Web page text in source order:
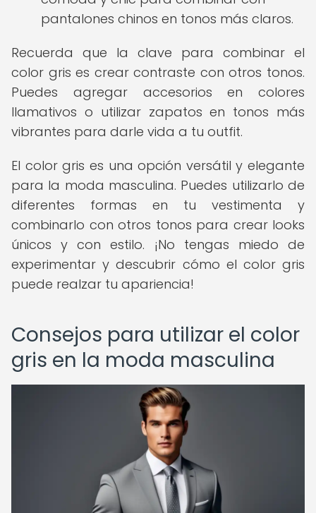
pantalones chinos en tonos más claros.
Recuerda que la clave para combinar el
color gris es crear contraste con otros tonos.
Puedes agregar accesorios en colores
llamativos o utilizar zapatos en tonos más
vibrantes para darle vida a tu outfit.
El color gris es una opción versátil y elegante
para la moda masculina. Puedes utilizarlo de
diferentes formas en tu vestimenta y
combinarlo con otros tonos para crear looks
únicos y con estilo. ¡No tengas miedo de
experimentar y descubrir cómo el color gris
puede realzar tu apariencia!
Consejos para utilizar el color
gris en la moda masculina